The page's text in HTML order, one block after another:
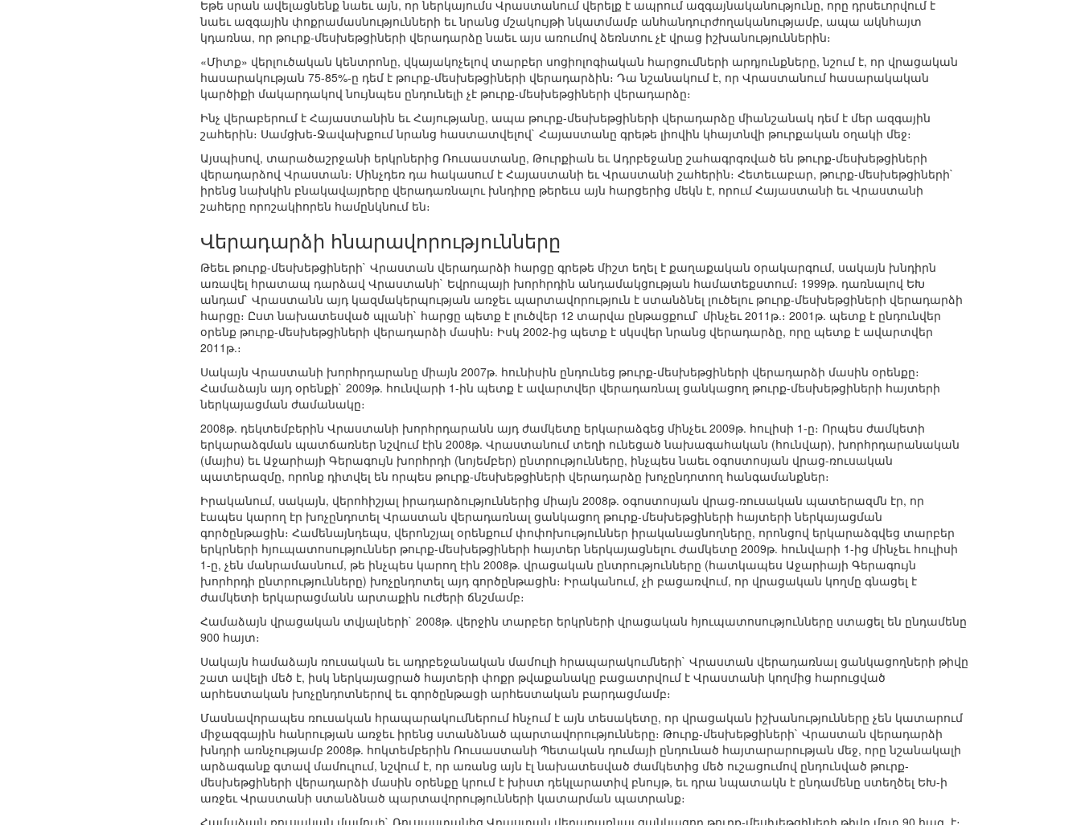
Եթե սրան ավելացնենք նաեւ այն, որ ներկայումս Վրաստանում վերելք է ապրում ազգայնականությունը, որը դրսեւորվում է
նաեւ ազգային փոքրամասնությունների եւ նրանց մշակույթի նկատմամբ անհանդուրժողականությամբ, ապա ակնհայտ
կդառնա, որ թուրք-մեսխեթցիների վերադարձը նաեւ այս առումով ձեռնտու չէ վրաց իշխանություններին։
«Միտք» վերլուծական կենտրոնը, վկայակոչելով տարբեր սոցիոլոգիական հարցումների արդյունքները, նշում է, որ վրացական
հասարակության 75-85%-ը դեմ է թուրք-մեսխեթցիների վերադարձին։ Դա նշանակում է, որ Վրաստանում հասարակական
կարծիքի մակարդակով նույնպես ընդունելի չէ թուրք-մեսխեթցիների վերադարձը։
Ինչ վերաբերում է Հայաստանին եւ Հայությանը, ապա թուրք-մեսխեթցիների վերադարձը միանշանակ դեմ է մեր ազգային
շահերին։ Սամցխե-Ջավախքում նրանց հաստատվելով` Հայաստանը գրեթե լիովին կհայտնվի թուրքական օղակի մեջ։
Այսպիսով, տարածաշրջանի երկրներից Ռուսաստանը, Թուրքիան եւ Ադրբեջանը շահագրգռված են թուրք-մեսխեթցիների
վերադարձով Վրաստան։ Մինչդեռ դա հակասում է Հայաստանի եւ Վրաստանի շահերին։ Հետեւաբար, թուրք-մեսխեթցիների`
իրենց նախկին բնակավայրերը վերադառնալու խնդիրը թերեւս այն հարցերից մեկն է, որում Հայաստանի եւ Վրաստանի
շահերը որոշակիորեն համընկնում են։
Վերադարձի հնարավորությունները
Թեեւ թուրք-մեսխեթցիների` Վրաստան վերադարձի հարցը գրեթե միշտ եղել է քաղաքական օրակարգում, սակայն խնդիրն
առավել հրատապ դարձավ Վրաստանի` Եվրոպայի խորհրդին անդամակցության համատեքստում։ 1999թ. դառնալով ԵԽ
անդամ` Վրաստանն այդ կազմակերպության առջեւ պարտավորություն է ստանձնել լուծելու թուրք-մեսխեթցիների վերադարձի
հարցը։ Ըստ նախատեսված պլանի` հարցը պետք է լուծվեր 12 տարվա ընթացքում` մինչեւ 2011թ.։ 2001թ. պետք է ընդունվեր
օրենք թուրք-մեսխեթցիների վերադարձի մասին։ Իսկ 2002-ից պետք է սկսվեր նրանց վերադարձը, որը պետք է ավարտվեր
2011թ.։
Սակայն Վրաստանի խորհրդարանը միայն 2007թ. հունիսին ընդունեց թուրք-մեսխեթցիների վերադարձի մասին օրենքը։
Համաձայն այդ օրենքի` 2009թ. հունվարի 1-ին պետք է ավարտվեր վերադառնալ ցանկացող թուրք-մեսխեթցիների հայտերի
ներկայացման ժամանակը։
2008թ. դեկտեմբերին Վրաստանի խորհրդարանն այդ ժամկետը երկարաձգեց մինչեւ 2009թ. հուլիսի 1-ը։ Որպես ժամկետի
երկարաձգման պատճառներ նշվում էին 2008թ. Վրաստանում տեղի ունեցած նախագահական (հունվար), խորհրդարանական
(մայիս) եւ Աջարիայի Գերագույն խորհրդի (նոյեմբեր) ընտրությունները, ինչպես նաեւ օգոստոսյան վրաց-ռուսական
պատերազմը, որոնք դիտվել են որպես թուրք-մեսխեթցիների վերադարձը խոչընդոտող հանգամանքներ։
Իրականում, սակայն, վերոհիշյալ իրադարձություններից միայն 2008թ. օգոստոսյան վրաց-ռուսական պատերազմն էր, որ
էապես կարող էր խոչընդոտել Վրաստան վերադառնալ ցանկացող թուրք-մեսխեթցիների հայտերի ներկայացման
գործընթացին։ Համենայնդեպս, վերոնշյալ օրենքում փոփոխություններ իրականացնողները, որոնցով երկարաձգվեց տարբեր
երկրների հյուպատոսություններ թուրք-մեսխեթցիների հայտեր ներկայացնելու ժամկետը 2009թ. հունվարի 1-ից մինչեւ հուլիսի
1-ը, չեն մանրամասնում, թե ինչպես կարող էին 2008թ. վրացական ընտրությունները (հատկապես Աջարիայի Գերագույն
խորհրդի ընտրությունները) խոչընդոտել այդ գործընթացին։ Իրականում, չի բացառվում, որ վրացական կողմը գնացել է
ժամկետի երկարացմանն արտաքին ուժերի ճնշմամբ։
Համաձայն վրացական տվյալների` 2008թ. վերջին տարբեր երկրների վրացական հյուպատոսությունները ստացել են ընդամենը
900 հայտ։
Սակայն համաձայն ռուսական եւ ադրբեջանական մամուլի հրապարակումների` Վրաստան վերադառնալ ցանկացողների թիվը
շատ ավելի մեծ է, իսկ ներկայացրած հայտերի փոքր թվաքանակը բացատրվում է Վրաստանի կողմից հարուցված
արհեստական խոչընդոտներով եւ գործընթացի արհեստական բարդացմամբ։
Մասնավորապես ռուսական հրապարակումներում հնչում է այն տեսակետը, որ վրացական իշխանությունները չեն կատարում
միջազգային հանրության առջեւ իրենց ստանձնած պարտավորությունները։ Թուրք-մեսխեթցիների` Վրաստան վերադարձի
խնդրի առնչությամբ 2008թ. հոկտեմբերին Ռուսաստանի Պետական դումայի ընդունած հայտարարության մեջ, որը նշանակալի
արձագանք գտավ մամուլում, նշվում է, որ առանց այն էլ նախատեսված ժամկետից մեծ ուշացումով ընդունված թուրք-
մեսխեթցիների վերադարձի մասին օրենքը կրում է խիստ դեկլարատիվ բնույթ, եւ դրա նպատակն է ընդամենը ստեղծել ԵԽ-ի
առջեւ Վրաստանի ստանձնած պարտավորությունների կատարման պատրանք։